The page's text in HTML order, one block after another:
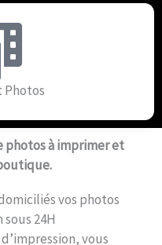
Photos
photos à imprimer et
vos photos
24H
vous